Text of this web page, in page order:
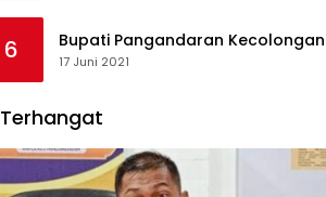
6 Bupati Pangandaran Kecolongan
17 Juni 2021
Terhangat